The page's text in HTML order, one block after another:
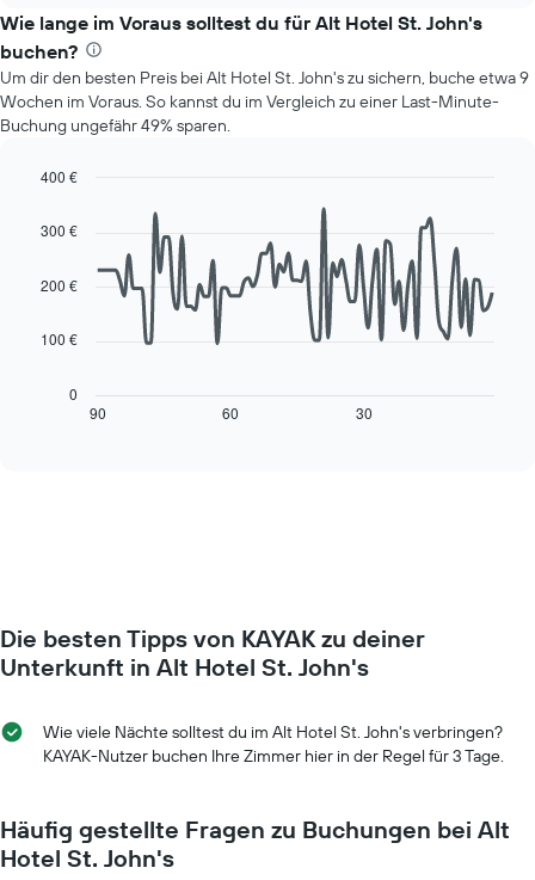
Diagramm
hat
1
Y-
Achse,
durchschnittlichen
anzeigt.
den
durchschnittlichen
Preis
eines
Zimmers
für
jeweiligen
Das
Diagramm
Achse,
Wochentage
anzeigt.
durchschnittlichen
Zimmerpreis
anzeigt.
Wie lange im Voraus solltest du für Alt Hotel St. John's
buchen?
Um dir den besten Preis bei Alt Hotel St. John's zu sichern, buche etwa 9
Wochen im Voraus. So kannst du im Vergleich zu einer Last-Minute-
Buchung ungefähr 49% sparen.
with
data
points.
Das
Diagramm
näher
das
Das
Diagramm
X-
Achse,
die
90 60 30
0
100 €
200 €
300 €
400 €
Die besten Tipps von KAYAK zu deiner
Unterkunft in Alt Hotel St. John's
Wie viele Nächte solltest du im Alt Hotel St. John's verbringen?
KAYAK-Nutzer buchen Ihre Zimmer hier in der Regel für 3 Tage.
Häufig gestellte Fragen zu Buchungen bei Alt
Hotel St. John's